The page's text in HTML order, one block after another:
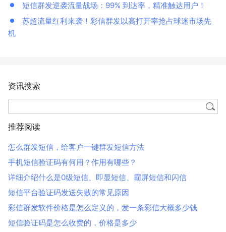
短信群发逆袭流量战场：99% 到达率，精准触达用户！
苏超流量红利来袭！彩信群发以高打开率抢占球迷市场先
机
资讯搜索
推荐阅读
怎么群发短信，给客户一键群发短信方法
手机短信验证码有何用？作用有哪些？
详细介绍什么是0级短信、即显短信、霸屏短信和闪信
短信平台验证码发送失败的常见原因
彩信群发软件价格是怎么定义的，发一条彩信大概多少钱
短信验证码是怎么收费的，价格是多少